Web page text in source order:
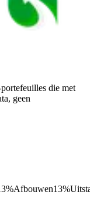
die met
geen
Afbouwen13%